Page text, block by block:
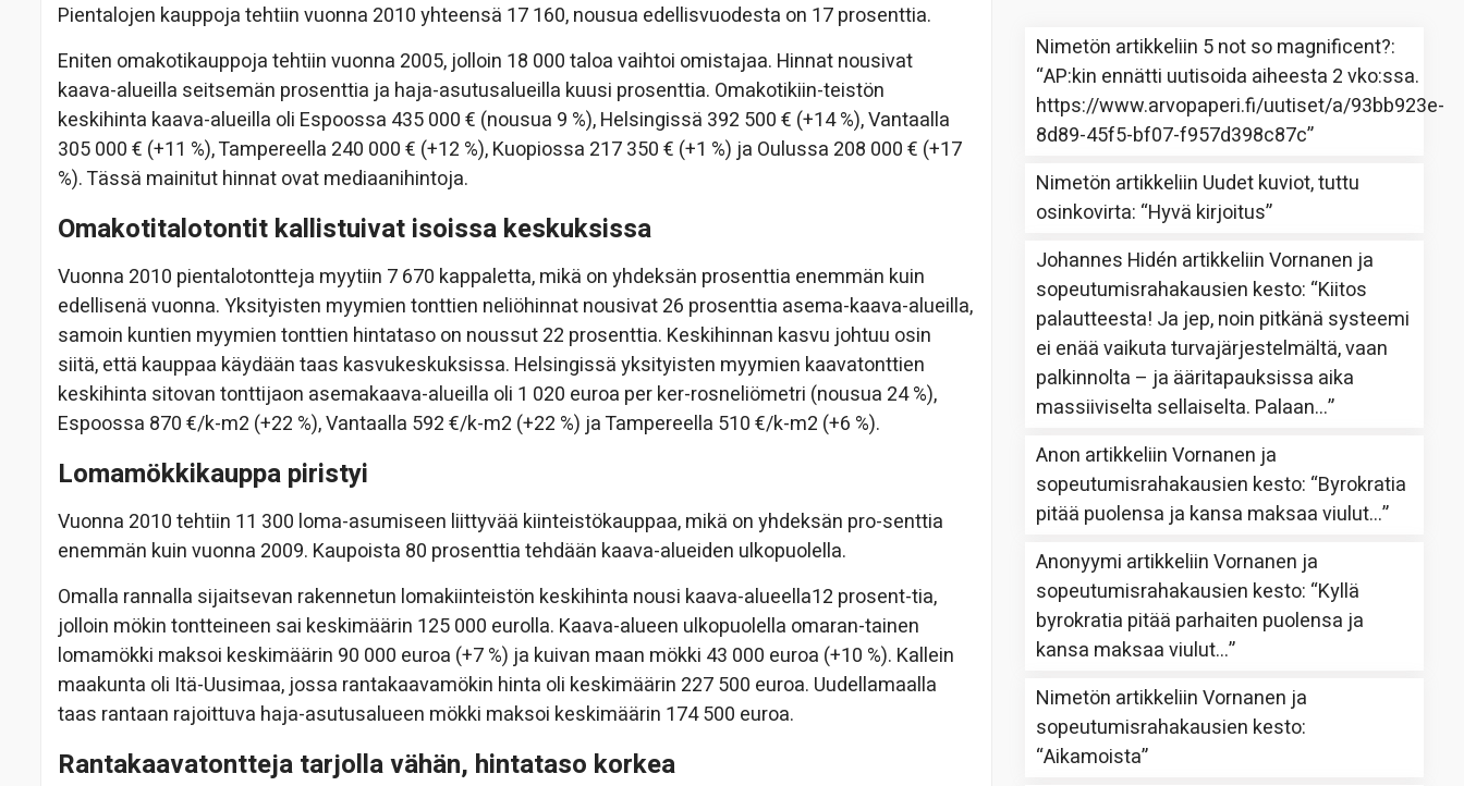
Pientalojen kauppoja tehtiin vuonna 2010 yhteensä 17 160, nousua edellisvuodesta on 17 prosenttia.
Eniten omakotikauppoja tehtiin vuonna 2005, jolloin 18 000 taloa vaihtoi omistajaa. Hinnat nousivat
kaava-alueilla seitsemän prosenttia ja haja-asutusalueilla kuusi prosenttia. Omakotikiin-teistön
keskihinta kaava-alueilla oli Espoossa 435 000 € (nousua 9 %), Helsingissä 392 500 € (+14 %), Vantaalla
305 000 € (+11 %), Tampereella 240 000 € (+12 %), Kuopiossa 217 350 € (+1 %) ja Oulussa 208 000 € (+17
%). Tässä mainitut hinnat ovat mediaanihintoja.
Omakotitalotontit kallistuivat isoissa keskuksissa
Vuonna 2010 pientalotontteja myytiin 7 670 kappaletta, mikä on yhdeksän prosenttia enemmän kuin
edellisenä vuonna. Yksityisten myymien tonttien neliöhinnat nousivat 26 prosenttia asema-kaava-alueilla,
samoin kuntien myymien tonttien hintataso on noussut 22 prosenttia. Keskihinnan kasvu johtuu osin
siitä, että kauppaa käydään taas kasvukeskuksissa. Helsingissä yksityisten myymien kaavatonttien
keskihinta sitovan tonttijaon asemakaava-alueilla oli 1 020 euroa per ker-rosneliömetri (nousua 24 %),
Espoossa 870 €/k-m2 (+22 %), Vantaalla 592 €/k-m2 (+22 %) ja Tampereella 510 €/k-m2 (+6 %).
Lomamökkikauppa piristyi
Vuonna 2010 tehtiin 11 300 loma-asumiseen liittyvää kiinteistökauppaa, mikä on yhdeksän pro-senttia
enemmän kuin vuonna 2009. Kaupoista 80 prosenttia tehdään kaava-alueiden ulkopuolella.
Omalla rannalla sijaitsevan rakennetun lomakiinteistön keskihinta nousi kaava-alueella12 prosent-tia,
jolloin mökin tontteineen sai keskimäärin 125 000 eurolla. Kaava-alueen ulkopuolella omaran-tainen
lomamökki maksoi keskimäärin 90 000 euroa (+7 %) ja kuivan maan mökki 43 000 euroa (+10 %). Kallein
maakunta oli Itä-Uusimaa, jossa rantakaavamökin hinta oli keskimäärin 227 500 euroa. Uudellamaalla
taas rantaan rajoittuva haja-asutusalueen mökki maksoi keskimäärin 174 500 euroa.
Rantakaavatontteja tarjolla vähän, hintataso korkea
Nimetön artikkeliin 5 not so magnificent?:
“AP:kin ennätti uutisoida aiheesta 2 vko:ssa.
https://www.arvopaperi.fi/uutiset/a/93bb923e-
8d89-45f5-bf07-f957d398c87c”
Nimetön artikkeliin Uudet kuviot, tuttu
osinkovirta: “Hyvä kirjoitus”
Johannes Hidén artikkeliinVornanen ja
sopeutumisrahakausien kesto: “Kiitos
palautteesta! Ja jep, noin pitkänä systeemi
ei enää vaikuta turvajärjestelmältä, vaan
palkinnolta – ja ääritapauksissa aika
massiiviselta sellaiselta. Palaan…”
Anon artikkeliinVornanen ja
sopeutumisrahakausien kesto: “Byrokratia
pitää puolensa ja kansa maksaa viulut…”
Anonyymi artikkeliinVornanen ja
sopeutumisrahakausien kesto: “Kyllä
byrokratia pitää parhaiten puolensa ja
kansa maksaa viulut…”
Nimetön artikkeliinVornanen ja
sopeutumisrahakausien kesto:
“Aikamoista”